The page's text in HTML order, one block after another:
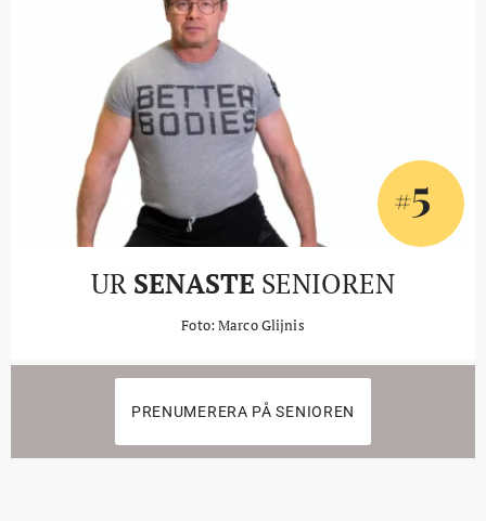
#5
UR SENASTE SENIOREN
Foto: Marco Glijnis
PRENUMERERA PÅ SENIOREN